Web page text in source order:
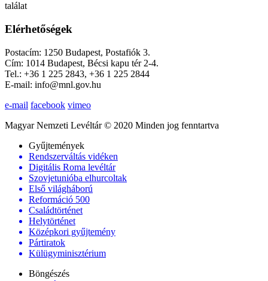
találat
Elérhetőségek
Postacím: 1250 Budapest, Postafiók 3.
Cím: 1014 Budapest, Bécsi kapu tér 2-4.
Tel.: +36 1 225 2843, +36 1 225 2844
E-mail: info@mnl.gov.hu
e-mail facebook vimeo
Magyar Nemzeti Levéltár © 2020 Minden jog fenntartva
Gyűjtemények
Rendszerváltás vidéken
Digitális Roma levéltár
Szovjetunióba elhurcoltak
Első világháború
Reformáció 500
Családtörténet
Helytörténet
Középkori gyűjtemény
Pártiratok
Külügyminisztérium
Böngészés